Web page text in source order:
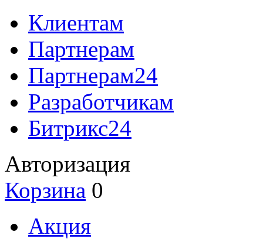
Клиентам
Партнерам
Партнерам24
Разработчикам
Битрикс24
Авторизация
Корзина 0
Акция